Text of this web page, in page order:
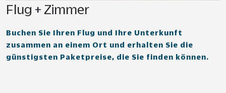
Flug + Zimmer
Buchen Sie Ihren Flug und Ihre Unterkunft
zusammen an einem Ort und erhalten Sie die
günstigsten Paketpreise, die Sie finden können.